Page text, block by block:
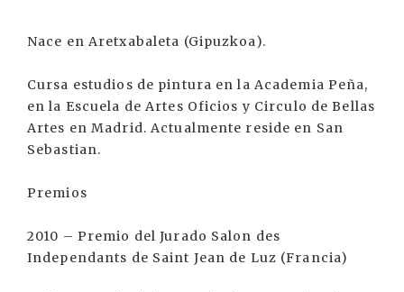
Nace en Aretxabaleta (Gipuzkoa).
Cursa estudios de pintura en la Academia Peña,
en la Escuela de Artes Oficios y Circulo de Bellas
Artes en Madrid. Actualmente reside en San
Sebastian.
Premios
2010 – Premio del Jurado Salon des
Independants de Saint Jean de Luz (Francia)